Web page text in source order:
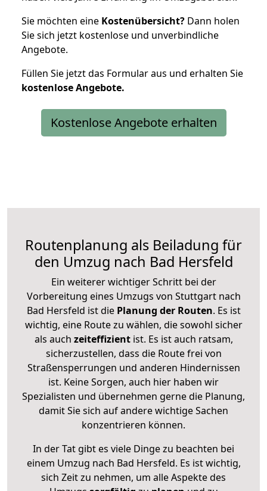
Sie möchten eine Kostenübersicht? Dann holen
Sie sich jetzt kostenlose und unverbindliche
Angebote.
Füllen Sie jetzt das Formular aus und erhalten Sie
kostenloseAngebote.
Kostenlose Angebote erhalten
Routenplanung als Beiladung für
den Umzug nach Bad Hersfeld
Ein weiterer wichtiger Schritt bei der
Vorbereitung eines Umzugs von Stuttgart nach
Bad Hersfeld ist diePlanung der Routen. Es ist
wichtig, eine Route zu wählen, die sowohl sicher
als auch zeiteffizientist. Es ist auch ratsam,
sicherzustellen, dass die Route frei von
Straßensperrungen und anderen Hindernissen
ist. Keine Sorgen, auch hier haben wir
Spezialisten und übernehmen gerne die Planung,
damit Sie sich auf andere wichtige Sachen
konzentrieren können.
In der Tat gibt es viele Dinge zu beachten bei
einem Umzug nach Bad Hersfeld. Es ist wichtig,
sich Zeit zu nehmen, um alle Aspekte des